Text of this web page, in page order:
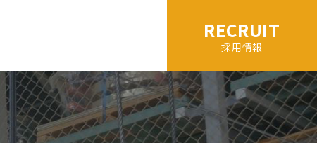
RECRUIT
採用情報